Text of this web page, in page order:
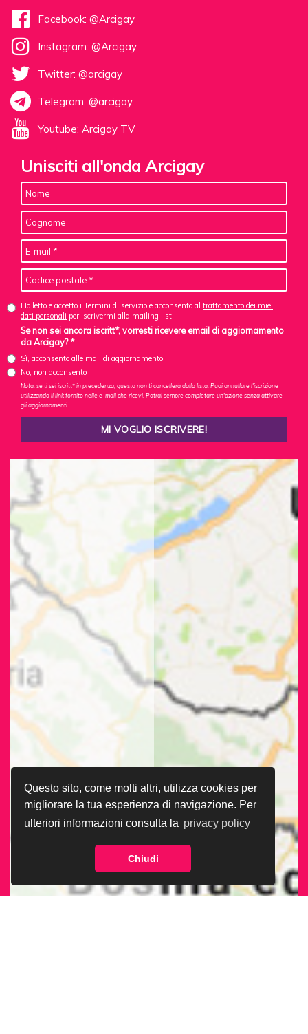
Questo sito, come molti altri, utilizza cookies per
migliorare la tua esperienza di navigazione. Per
ulteriori informazioni consulta la privacy policy
Chiudi
Facebook: @Arcigay
Instagram: @Arcigay
Twitter: @arcigay
Telegram: @arcigay
Youtube: Arcigay TV
Unisciti all'onda Arcigay
Ho letto e accetto i Termini di servizio e acconsento al trattamento dei miei
dati personali per iscrivermi alla mailing list
Se non sei ancora iscritt*, vorresti ricevere email di aggiornamento
da Arcigay? *
Sì, acconsento alle mail di aggiornamento
No, non acconsento
Nota: se ti sei iscritt* in precedenza, questo non ti cancellerà dalla lista. Puoi annullare l'iscrizione
utilizzando il link fornito nelle e-mail che ricevi. Potrai sempre completare un'azione senza attivare
gli aggiornamenti.